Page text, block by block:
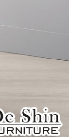
山區、西湖、泰安
頭屋、獅潭鄉
個工作天內
本站負責，
(請保持商
接受退貨。
品的顏色、
含商品尺寸
尺寸以實品